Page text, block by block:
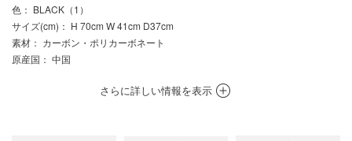
色 ： BLACK（1）
サイズ(cm) ： H 70cm W 41cm D37cm
素材 ： カーボン・ポリカーボネート
原産国 ： 中国
さらに詳しい情報を表示